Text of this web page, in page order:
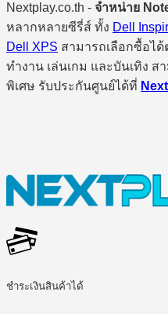
Nextplay.co.th - จำหน่าย
หลากหลายซีรี่ส์ ทั้ง Dell
Dell XPS สามารถเลือกซื้อไ
ทำงาน เล่นเกม และบันเทิง
พิเศษ รับประกันศูนย์ได้ที่
ชำระเงินสินค้าได้